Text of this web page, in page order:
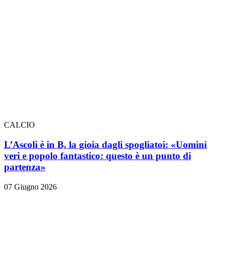
CALCIO
L’Ascoli è in B, la gioia dagli spogliatoi: «Uomini
veri e popolo fantastico: questo è un punto di
partenza»
07 Giugno 2026